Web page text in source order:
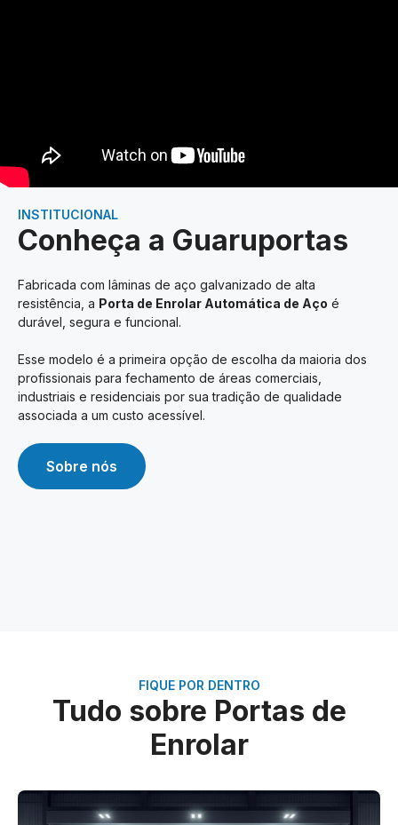
INSTITUCIONAL
Conheça a Guaruportas
Fabricada com lâminas de aço galvanizado de alta
resistência, a Porta de Enrolar Automática de Aço é
durável, segura e funcional.
Esse modelo é a primeira opção de escolha da maioria dos
profissionais para fechamento de áreas comerciais,
industriais e residenciais por sua tradição de qualidade
associada a um custo acessível.
Sobre nós
FIQUE POR DENTRO
Tudo sobre Portas de
Enrolar